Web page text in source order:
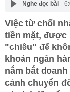
Nghe đọc bài
Việc từ chối
tiền mặt, được
"chiêu" để
khoản ngân
nắm bắt
cảnh chuyển